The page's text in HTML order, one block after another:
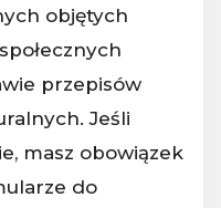
objętych
przepisów
Jeśli
masz obowiązek
do